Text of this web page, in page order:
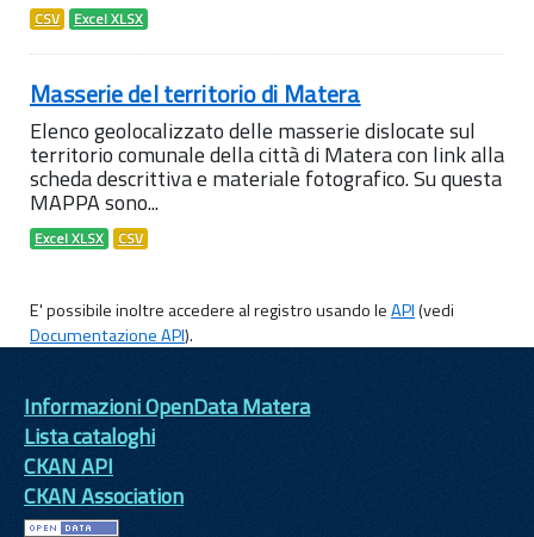
CSV Excel XLSX
Masserie del territorio di Matera
Elenco geolocalizzato delle masserie dislocate sul
territorio comunale della città di Matera con link alla
scheda descrittiva e materiale fotografico. Su questa
MAPPA sono...
Excel XLSX CSV
E' possibile inoltre accedere al registro usando leAPI(vedi
Documentazione API).
Informazioni OpenData Matera
Lista cataloghi
CKAN API
CKAN Association